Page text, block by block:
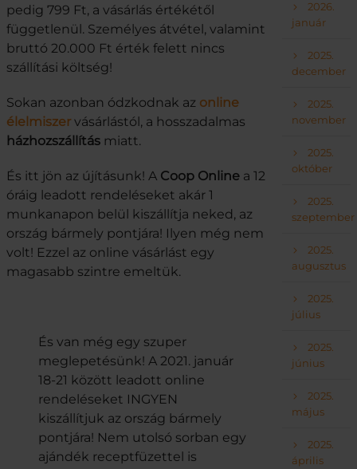
pedig 799 Ft, a vásárlás értékétől
függetlenül. Személyes átvétel, valamint
bruttó 20.000 Ft érték felett nincs
szállítási költség!
Sokan azonban ódzkodnak az online
élelmiszervásárlástól, a hosszadalmas
házhozszállítás miatt.
És itt jön az újításunk! A Coop Online a 12
óráig leadott rendeléseket akár 1
munkanapon belül kiszállítja neked, az
ország bármely pontjára! Ilyen még nem
volt! Ezzel az online vásárlást egy
magasabb szintre emeltük.
És van még egy szuper
meglepetésünk! A 2021. január
18-21 között leadott online
rendeléseket INGYEN
kiszállítjuk az ország bármely
pontjára! Nem utolsó sorban egy
ajándék receptfüzettel is
2026.
január
2025.
december
2025.
november
2025.
október
2025.
szeptember
2025.
augusztus
2025.
július
2025.
június
2025.
május
2025.
április